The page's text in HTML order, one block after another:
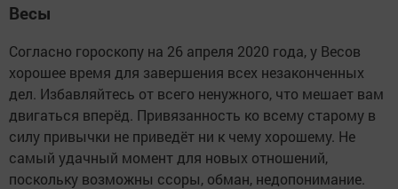
Весы
Согласно гороскопу на 26 апреля 2020 года, у Весов
хорошее время для завершения всех незаконченных
дел. Избавляйтесь от всего ненужного, что мешает вам
двигаться вперёд. Привязанность ко всему старому в
силу привычки не приведёт ни к чему хорошему. Не
самый удачный момент для новых отношений,
поскольку возможны ссоры, обман, недопонимание.